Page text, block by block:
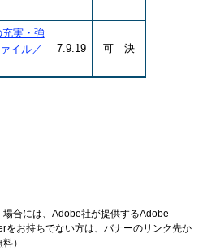
実・強
イル／
7.9.19 可 決
合には、Adobe社が提供するAdobe
をお持ちでない方は、バナーのリンク先か
）